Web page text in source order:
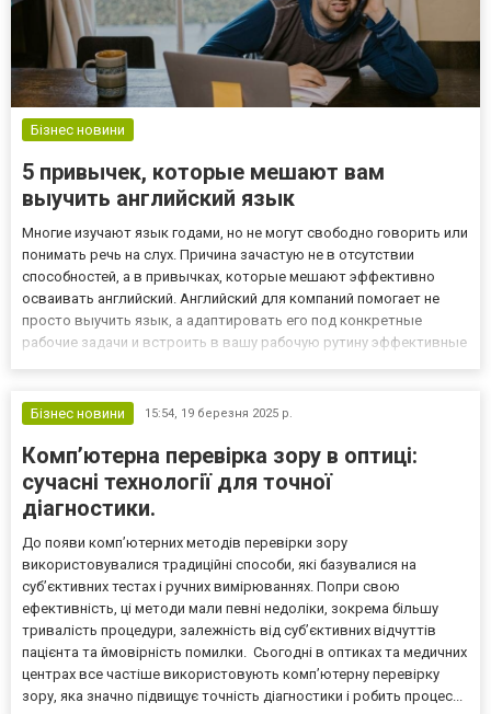
Бізнес новини
5 привычек, которые мешают вам
выучить английский язык
Многие изучают язык годами, но не могут свободно говорить или
понимать речь на слух. Причина зачастую не в отсутствии
способностей, а в привычках, которые мешают эффективно
осваивать английский. Английский для компаний помогает не
просто выучить язык, а адаптировать его под конкретные
рабочие задачи и встроить в вашу рабочую рутину эффективные
Бізнес новини
15:54, 19 березня 2025 р.
Комп’ютерна перевірка зору в оптиці:
сучасні технології для точної
діагностики.
До появи комп’ютерних методів перевірки зору
використовувалися традиційні способи, які базувалися на
суб’єктивних тестах і ручних вимірюваннях. Попри свою
ефективність, ці методи мали певні недоліки, зокрема більшу
тривалість процедури, залежність від суб’єктивних відчуттів
пацієнта та ймовірність помилки. Сьогодні в оптиках та медичних
центрах все частіше використовують комп’ютерну перевірку
зору, яка значно підвищує точність діагностики і робить процес...